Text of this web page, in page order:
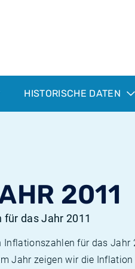
HISTORISCHE DATEN
2011
das Jahr 2011
für das
Jahr zeigen wir die